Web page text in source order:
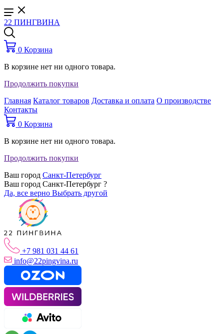
22 ПИНГВИНА
0 Корзина
В корзине нет ни одного товара.
Продолжить покупки
Главная Каталог товаров Доставка и оплата О производстве
Контакты
0 Корзина
В корзине нет ни одного товара.
Продолжить покупки
Ваш город Санкт-Петербург
Ваш город Санкт-Петербург ?
Да, все верно Выбрать другой
+7 981 031 44 61
info@22pingvina.ru